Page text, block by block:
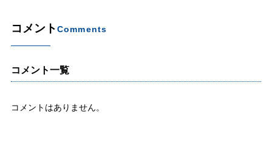
コメントComments
コメント一覧
コメントはありません。